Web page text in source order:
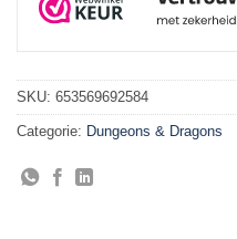
SKU: 653569692584
Categorie: Dungeons & Dragons